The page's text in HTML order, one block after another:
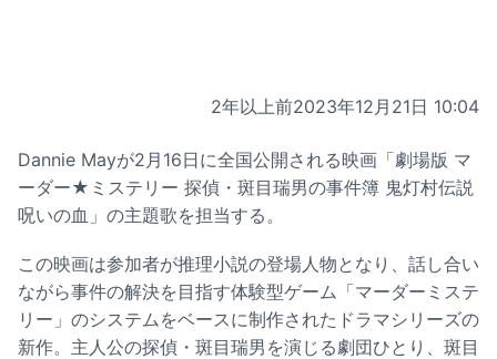
2年以上前2023年12月21日 10:04
Dannie Mayが2月16日に全国公開される映画「劇場版 マ
ーダー★ミステリー 探偵・斑目瑞男の事件簿 鬼灯村伝説
呪いの血」の主題歌を担当する。
この映画は参加者が推理小説の登場人物となり、話し合い
ながら事件の解決を目指す体験型ゲーム「マーダーミステ
リー」のシステムをベースに制作されたドラマシリーズの
新作。主人公の探偵・斑目瑞男を演じる劇団ひとり、斑目